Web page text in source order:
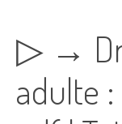
▷ →
adulte